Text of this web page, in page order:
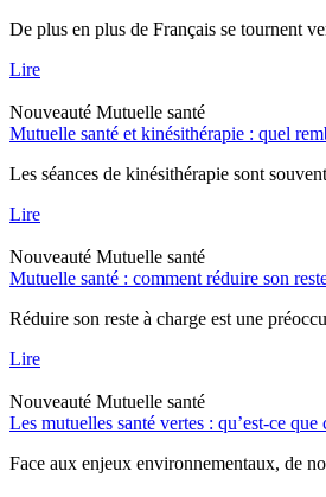
De plus en plus de Français se tournent
Lire
Nouveauté Mutuelle santé
Mutuelle santé et kinésithérapie : quel
Les séances de kinésithérapie sont
Lire
Nouveauté Mutuelle santé
Mutuelle santé : comment réduire son
Réduire son reste à charge est une
Lire
Nouveauté Mutuelle santé
Les mutuelles santé vertes : qu’est-ce que
Face aux enjeux environnementaux, de